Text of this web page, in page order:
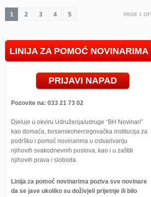
1 2 3 4 5 PAGE 1 OF
LINIJA ZA POMOĆ NOVINARIMA
PRIJAVI NAPAD
Pozovite na: 033 21 73 02
Djeluje u okviru Udruženja/udruge “BH Novinari”
kao domaća, bosanskohercegovačka institucija za
podršku i pomoć novinarima u ostvarivanju
njihovih svakodnevnih poslova, kao i u zaštiti
njihovih prava i sloboda.
Linija za pomoć novinarima poziva sve novinare
da se jave ukoliko su doživjeli prijetnje ili bilo